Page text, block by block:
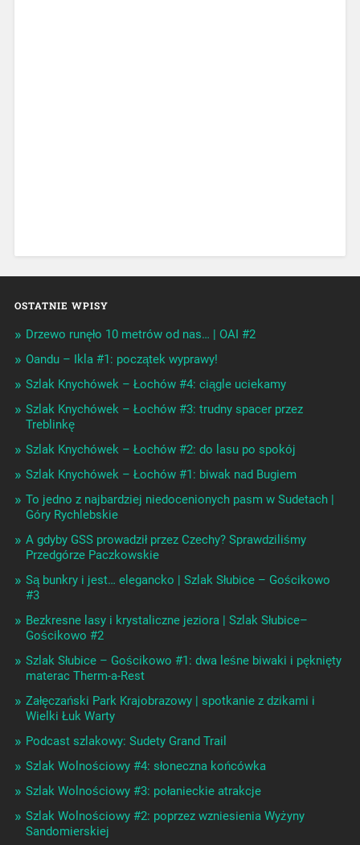
OSTATNIE WPISY
Drzewo runęło 10 metrów od nas… | OAI #2
Oandu – Ikla #1: początek wyprawy!
Szlak Knychówek – Łochów #4: ciągle uciekamy
Szlak Knychówek – Łochów #3: trudny spacer przez
Treblinkę
Szlak Knychówek – Łochów #2: do lasu po spokój
Szlak Knychówek – Łochów #1: biwak nad Bugiem
To jedno z najbardziej niedocenionych pasm w Sudetach |
Góry Rychlebskie
A gdyby GSS prowadził przez Czechy? Sprawdziliśmy
Przedgórze Paczkowskie
Są bunkry i jest… elegancko | Szlak Słubice – Gościkowo
#3
Bezkresne lasy i krystaliczne jeziora | Szlak Słubice–
Gościkowo #2
Szlak Słubice – Gościkowo #1: dwa leśne biwaki i pęknięty
materac Therm-a-Rest
Załęczański Park Krajobrazowy | spotkanie z dzikami i
Wielki Łuk Warty
Podcast szlakowy: Sudety Grand Trail
Szlak Wolnościowy #4: słoneczna końcówka
Szlak Wolnościowy #3: połanieckie atrakcje
Szlak Wolnościowy #2: poprzez wzniesienia Wyżyny
Sandomierskiej